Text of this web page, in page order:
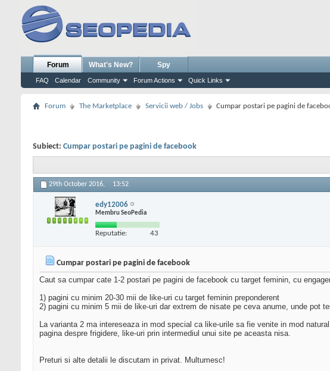
Forum
FAQ Calendar Community Forum Actions Quick Links
What's New? Spy
Forum The Marketplace Servicii web / Jobs Cumpar postari pe pagini de
Subiect: Cumpar postari pe pagini de facebook
29th October 2016, 13:52
edy12006
Membru SeoPedia
Reputatie: 43
Cumpar postari pe pagini de facebook
Caut sa cumpar cate 1-2 postari pe pagini de facebook cu target feminin, cu
1) pagini cu minim 20-30 mii de like-uri cu target feminin preponderent
2) pagini cu minim 5 mii de like-uri dar extrem de nisate pe ceva anume, unde pot
La varianta 2 ma intereseaza in mod special ca like-urile sa fie venite in mod
pagina despre frigidere, like-uri prin intermediul unui site pe aceasta nisa.
Preturi si alte detalii le discutam in privat. Multumesc!